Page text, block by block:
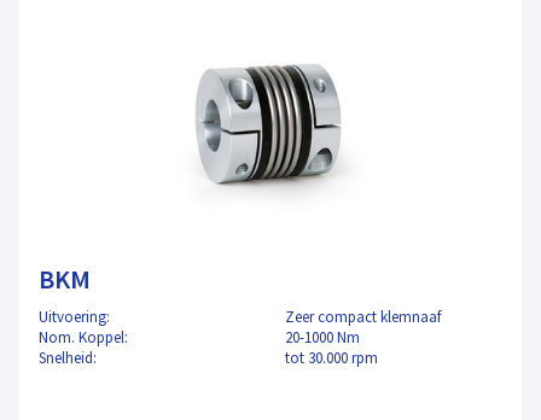
BKM
Uitvoering:
Zeer compact klemnaaf
Nom. Koppel:
20-1000 Nm
Snelheid:
tot 30.000 rpm